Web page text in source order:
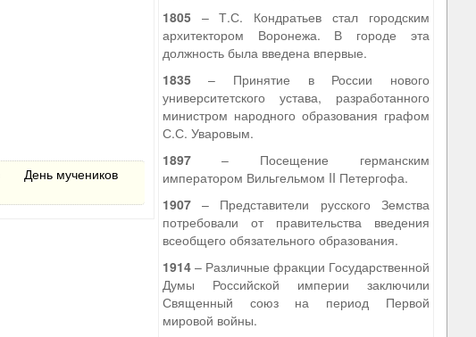
День мучеников
1805– Т.С. Кондратьев стал городским
архитектором Воронежа. В городе эта
должность была введена впервые.
1835– Принятие в России нового
университетского устава, разработанного
министром народного образования графом
С.С. Уваровым.
1897– Посещение германским
императором Вильгельмом II Петергофа.
1907– Представители русского Земства
потребовали от правительства введения
всеобщего обязательного образования.
1914– Различные фракции Государственной
Думы Российской империи заключили
Священный союз на период Первой
мировой войны.